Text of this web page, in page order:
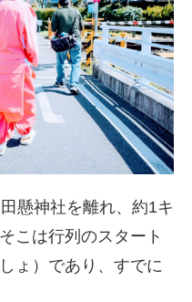
懸神社を離れ、約1キ
こは行列のスタート
ょ）であり、すでに